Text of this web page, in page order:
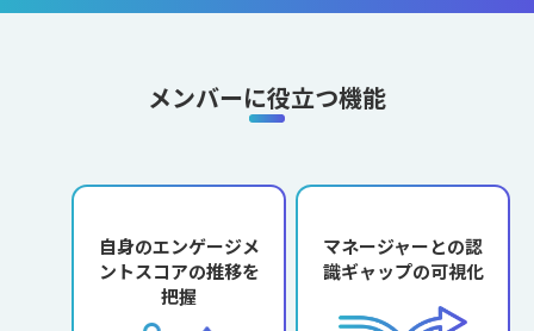
メンバーに役立つ機能
自身のエンゲージメ
ントスコアの推移を
把握
マネージャーとの認
識ギャップの可視化